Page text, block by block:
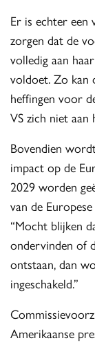
Er is echter
zorgen dat de
volledig aan
voldoet. Zo kan
heffingen voor
VS zich niet
Bovendien
impact op de
2029 worden
van de
“Mocht blijken
ondervinden of
ontstaan, dan
ingeschakeld.”
Amerikaanse